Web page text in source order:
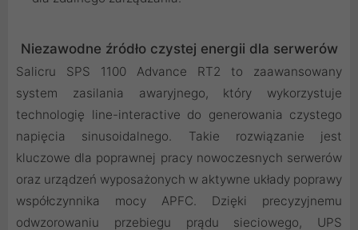
Niezawodne źródło czystej energii dla serwerów
Salicru SPS 1100 Advance RT2 to zaawansowany
system zasilania awaryjnego, który wykorzystuje
technologię line-interactive do generowania czystego
napięcia sinusoidalnego. Takie rozwiązanie jest
kluczowe dla poprawnej pracy nowoczesnych serwerów
oraz urządzeń wyposażonych w aktywne układy poprawy
współczynnika mocy APFC. Dzięki precyzyjnemu
odwzorowaniu przebiegu prądu sieciowego, UPS